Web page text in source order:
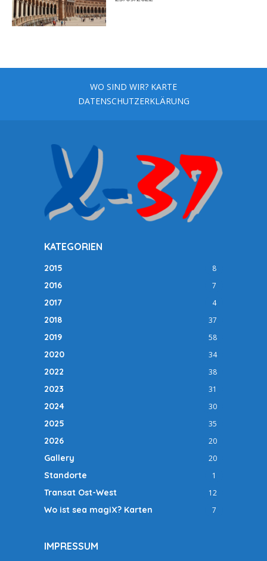
WO SIND WIR? KARTE
DATENSCHUTZERKLÄRUNG
KATEGORIEN
2015 8
2016 7
2017 4
2018 37
2019 58
2020 34
2022 38
2023 31
2024 30
2025 35
2026 20
Gallery 20
Standorte 1
Transat Ost-West 12
Wo ist sea magiX? Karten 7
IMPRESSUM